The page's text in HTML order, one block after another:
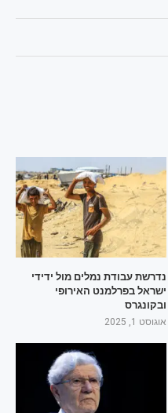
נדרשת עבודת נמלים מול ידידי
ישראל בפרלמנט האירופי
ובקונגרס
אוגוסט 1, 2025